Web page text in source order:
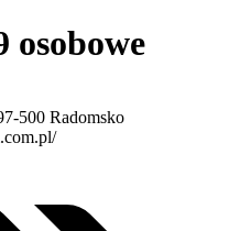
osobowe
500 Radomsko